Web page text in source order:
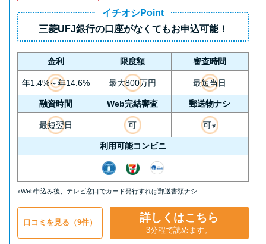
イチオシPoint
三菱UFJ銀行の口座がなくてもお申込可能！
金利 限度額 審査時間
年1.4%～年14.6% 最大800万円 最短当日
融資時間 Web完結審査 郵送物ナシ
最短翌日 可 可※
利用可能コンビニ
※Web申込み後、テレビ窓口でカード発行すれば郵送書類ナシ
口コミを見る（9件） 詳しくはこちら
3分程で読めます。